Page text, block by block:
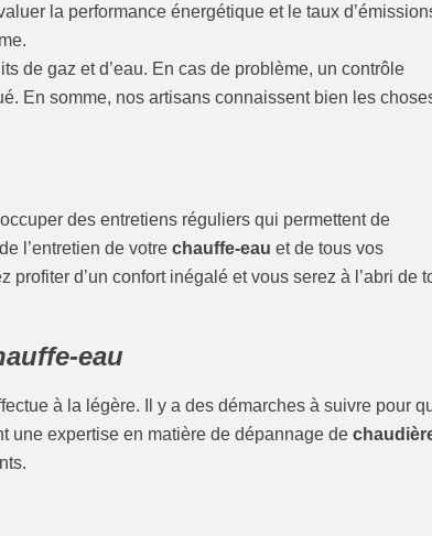
la performance énergétique et le taux
de gaz et d’eau. En cas de problème, un contrôle
En somme, nos artisans connaissent bien les
des entretiens réguliers qui permettent de
l’entretien de votrechauffe-eau et de tous vos
d’un confort inégalé et vous serez à l’abri de
eau
à la légère. Il y a des démarches à suivre pour
une expertise en matière de dépannage de